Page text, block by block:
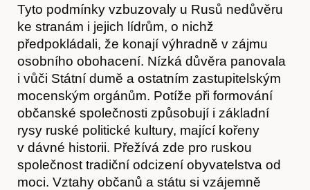
Tyto podmínky vzbuzovaly u Rusů nedůvěru
ke stranám i jejich lídrům, o nichž
předpokládali, že konají výhradně v zájmu
osobního obohacení. Nízká důvěra panovala
i vůči Státní dumě a ostatním zastupitelským
mocenským orgánům. Potíže při formování
občanské společnosti způsobují i základní
rysy ruské politické kultury, mající kořeny
v dávné historii. Přežívá zde pro ruskou
společnost tradiční odcizení obyvatelstva od
moci. Vztahy občanů a státu si vzájemně